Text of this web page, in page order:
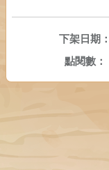
下架日期：
點閱數：